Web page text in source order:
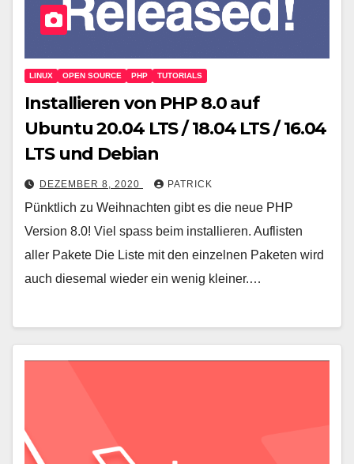
LINUX OPEN SOURCE PHP TUTORIALS
Installieren von PHP 8.0 auf
Ubuntu 20.04 LTS / 18.04 LTS / 16.04
LTS und Debian
DEZEMBER 8, 2020 PATRICK
Pünktlich zu Weihnachten gibt es die neue PHP
Version 8.0! Viel spass beim installieren. Auflisten
aller Pakete Die Liste mit den einzelnen Paketen wird
auch diesemal wieder ein wenig kleiner.…